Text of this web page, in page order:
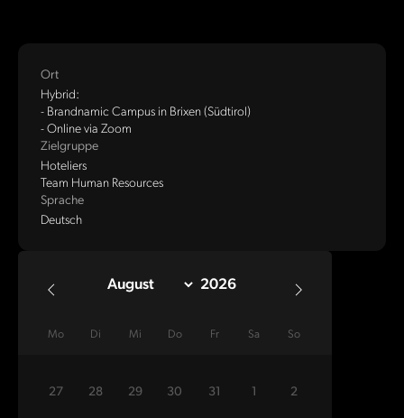
Ort
Hybrid:
- Brandnamic Campus in Brixen (Südtirol)
- Online via Zoom
Zielgruppe
Hoteliers
Team Human Resources
Sprache
Deutsch
Mo Di Mi Do Fr Sa So
27 28 29 30 31 1 2